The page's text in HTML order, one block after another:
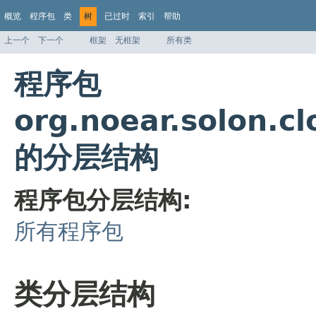
概览 程序包 类 树 已过时 索引 帮助
上一个 下一个 框架 无框架 所有类
程序包
的分层结构
程序包分层结构:
所有程序包
类分层结构